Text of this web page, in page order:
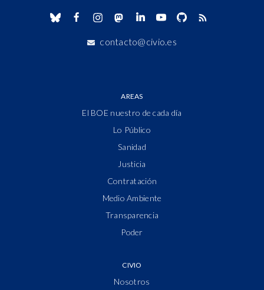
contacto@civio.es
AREAS
El BOE nuestro de cada día
Lo Público
Sanidad
Justicia
Contratación
Medio Ambiente
Transparencia
Poder
CIVIO
Nosotros